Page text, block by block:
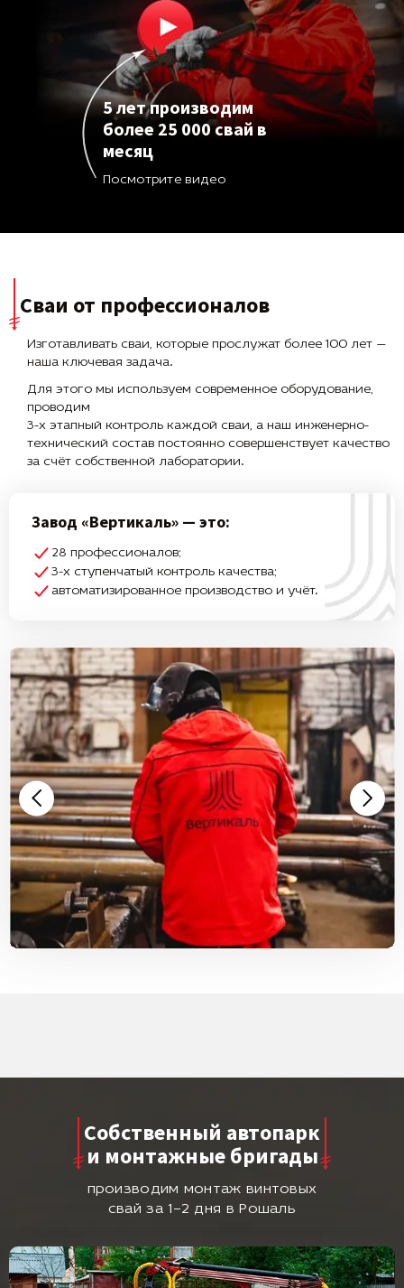
5 лет производим
более 25 000 свай в
месяц
Посмотрите видео
Сваи от профессионалов
Изготавливать сваи, которые прослужат более 100 лет —
наша ключевая задача.
Для этого мы используем современное оборудование,
проводим
3-х этапный контроль каждой сваи, а наш инженерно-
технический состав постоянно совершенствует качество
за счёт собственной лаборатории.
Завод «Вертикаль» — это:
28 профессионалов;
3-х ступенчатый контроль качества;
автоматизированное производство и учёт.
Собственный автопарк
и монтажные бригады
производим монтаж винтовых
свай за 1–2 дня в Рошаль